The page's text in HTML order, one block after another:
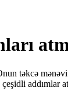
təkcə
addımlar